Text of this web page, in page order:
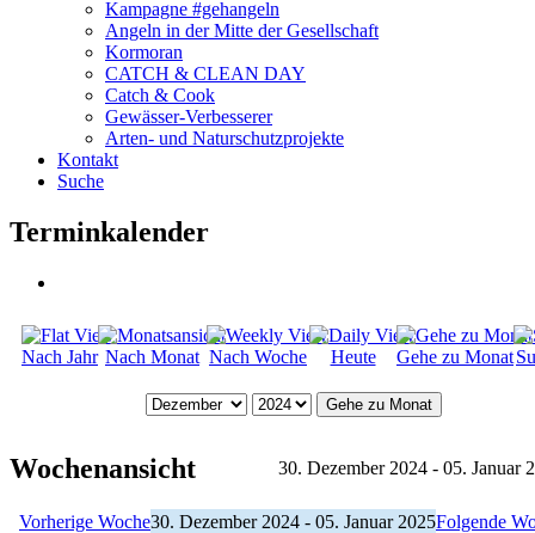
Kampagne #gehangeln
Angeln in der Mitte der Gesellschaft
Kormoran
CATCH & CLEAN DAY
Catch & Cook
Gewässer-Verbesserer
Arten- und Naturschutzprojekte
Kontakt
Suche
Terminkalender
Nach Jahr Nach Monat Nach Woche Heute Gehe zu Monat
Gehe zu Monat
Wochenansicht 30. Dezember 2024 - 05. Januar
Vorherige Woche30. Dezember 2024 - 05. Januar 2025Folgende